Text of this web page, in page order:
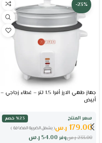
-23%
جهاز طهي الارز أفرا 1.5 لتر – غطاء زجاجي –
أبيض
سعر المنتج
٪23 خصم
( يشمل الضريبة المضافة )
179.00 ر.س
وفر 54.00 ر.س 233.00 ر.س